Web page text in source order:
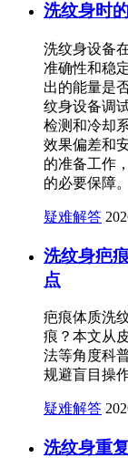
洗纹身时
洗纹身设备
准确性和稳
出的能量是
纹身设备调
检测和冷却
效果偏差和
的准备工作
的必要保障。
疑难解答
洗纹身疤
点
疤痕体质洗
痕？本文从
法等角度科
规避盲目操作
疑难解答
洗纹身重